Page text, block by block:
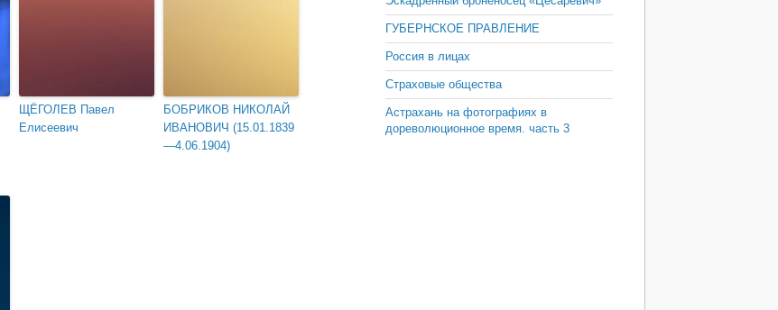
ЩЁГОЛЕВ Павел
Елисеевич
БОБРИКОВ НИКОЛАЙ
ИВАНОВИЧ (15.01.1839
—4.06.1904)
ГУБЕРНСКОЕ ПРАВЛЕНИЕ
Россия в лицах
Страховые общества
Астрахань на фотографиях в
дореволюционное время. часть 3